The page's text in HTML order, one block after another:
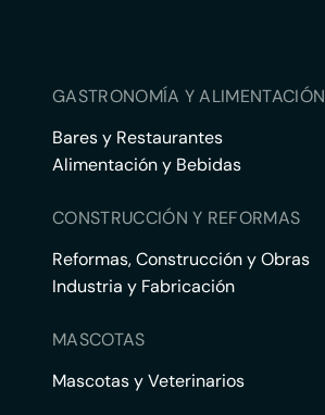
GASTRONOMÍA Y ALIMENTACIÓN
Bares y Restaurantes
Alimentación y Bebidas
CONSTRUCCIÓN Y REFORMAS
Reformas, Construcción y Obras
Industria y Fabricación
MASCOTAS
Mascotas y Veterinarios